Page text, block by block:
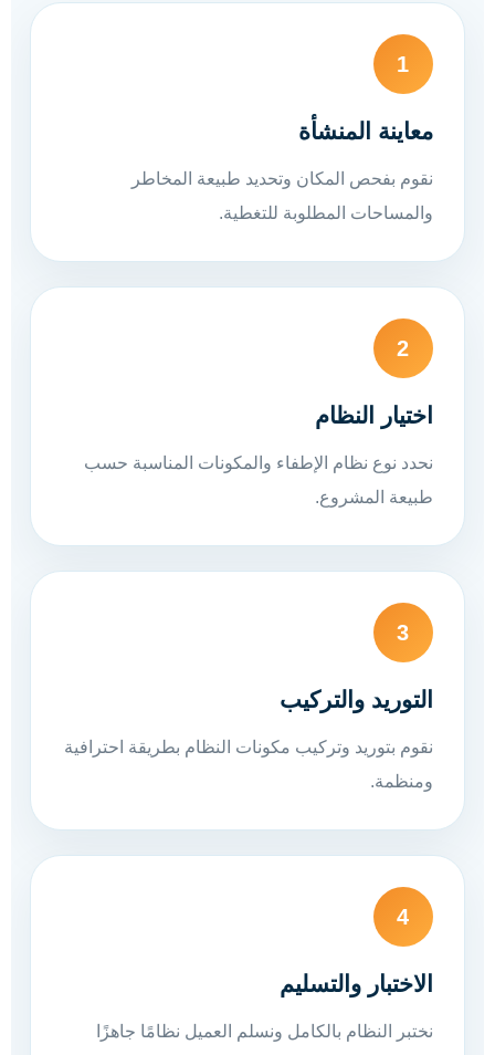
1
معاينة المنشأة
نقوم بفحص المكان وتحديد طبيعة المخاطر
والمساحات المطلوبة للتغطية.
2
اختيار النظام
نحدد نوع نظام الإطفاء والمكونات المناسبة حسب
طبيعة المشروع.
3
التوريد والتركيب
نقوم بتوريد وتركيب مكونات النظام بطريقة احترافية
ومنظمة.
4
الاختبار والتسليم
نختبر النظام بالكامل ونسلم العميل نظامًا جاهزًا